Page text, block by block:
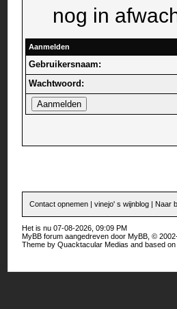
nog in
Aanmelden
Gebruikersnaam:
Wachtwoord:
Contact opnemen |vinejo' s wijnblog | Naar
Het is nu 07-08-2026, 09:09 PM
MyBB forum aangedreven doorMyBB , ©
Theme byQuacktacular Medias and based